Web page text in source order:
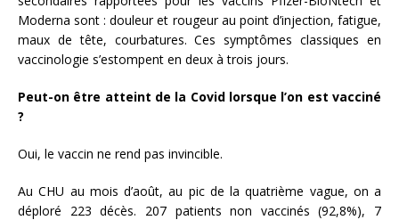
Moderna sont : douleur et rougeur au point d’injection, fatigue,
maux de tête, courbatures. Ces symptômes classiques en
vaccinologie s’estompent en deux à trois jours.
Peut-on être atteint de la Covid lorsque l’on est vacciné
?
Oui, le vaccin ne rend pas invincible.
Au CHU au mois d’août, au pic de la quatrième vague, on a
déploré 223 décès. 207 patients non vaccinés (92,8%), 7